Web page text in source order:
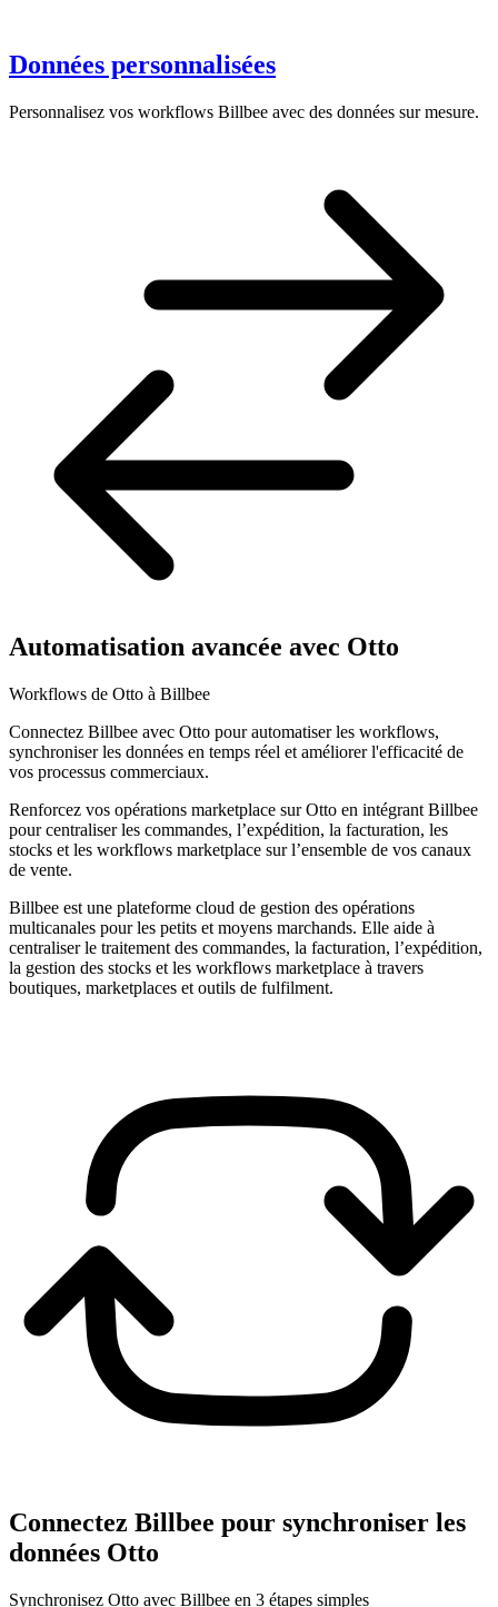
Données personnalisées
Personnalisez vos workflows Billbee avec des données sur mesure.
Automatisation avancée avec Otto
Workflows de Otto à Billbee
Connectez Billbee avec Otto pour automatiser les workflows,
synchroniser les données en temps réel et améliorer l'efficacité de
vos processus commerciaux.
Renforcez vos opérations marketplace sur Otto en intégrant Billbee
pour centraliser les commandes, l’expédition, la facturation, les
stocks et les workflows marketplace sur l’ensemble de vos canaux
de vente.
Billbee est une plateforme cloud de gestion des opérations
multicanales pour les petits et moyens marchands. Elle aide à
centraliser le traitement des commandes, la facturation, l’expédition,
la gestion des stocks et les workflows marketplace à travers
boutiques, marketplaces et outils de fulfilment.
Connectez Billbee pour synchroniser les
données Otto
Synchronisez Otto avec Billbee en 3 étapes simples